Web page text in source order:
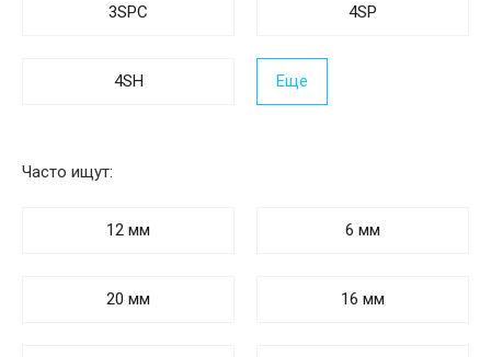
3SPC 4SP
4SH Еще
Часто ищут:
12 мм 6 мм
20 мм 16 мм